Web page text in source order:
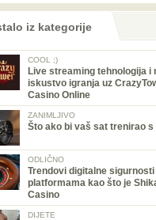
iz kategorije
COOL ;)
Live streaming tehnologija i
iskustvo igranja uz
Casino Online
ZANIMLJIVO
Što ako bi vaš sat trenirao s
ODLIČNO
Trendovi digitalne sigurnosti
platformama kao što je
Casino
DIJETE